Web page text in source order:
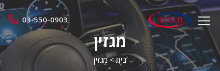
מ.
פינס
03-550-0903 menu
opener מגזין
בית>מגזין